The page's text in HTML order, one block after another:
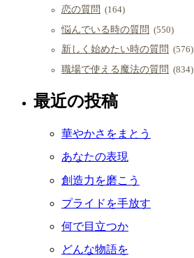
恋の質問 (164)
悩んでいる時の質問 (550)
新しく始めたい時の質問 (576)
職場で使える魔法の質問 (834)
最近の投稿
華やかさをまとう
あなたの表現
創造力を磨こう
プライドを手放す
何で目立つか
どんな物語を